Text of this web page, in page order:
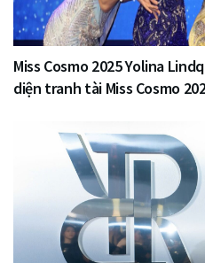
Miss Cosmo 2025 Yolina
diện tranh tài Miss Cosmo